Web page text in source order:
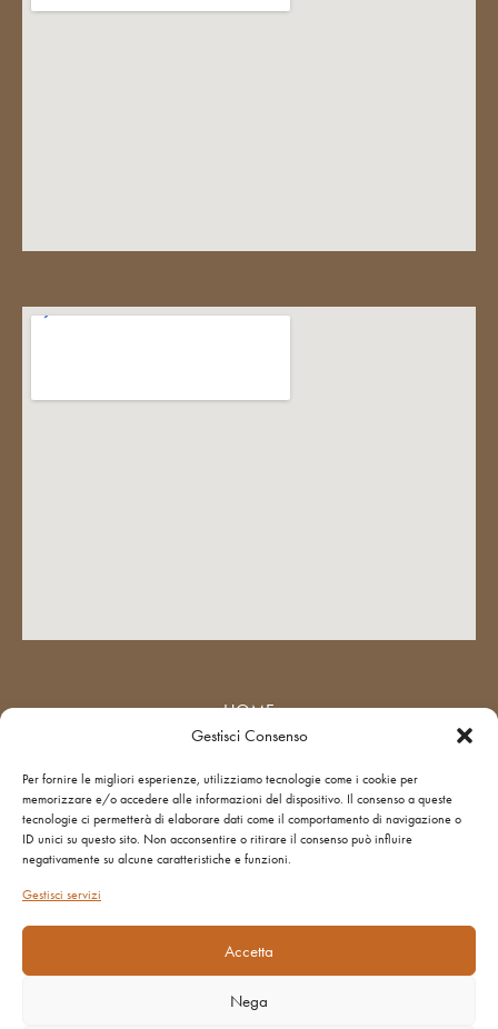
Gestisci Consenso
Per fornire le migliori esperienze, utilizziamo tecnologie come i cookie per
memorizzare e/o accedere alle informazioni del dispositivo. Il consenso a queste
tecnologie ci permetterà di elaborare dati come il comportamento di navigazione o
ID unici su questo sito. Non acconsentire o ritirare il consenso può influire
negativamente su alcune caratteristiche e funzioni.
Gestisci servizi
Accetta
Nega
HOME
SERVIZI
FAQs
CONTATTI
PRIVACY POLICY